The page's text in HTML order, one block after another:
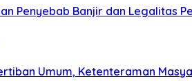
Penyebab Banjir dan Legalitas
Umum, Ketenteraman